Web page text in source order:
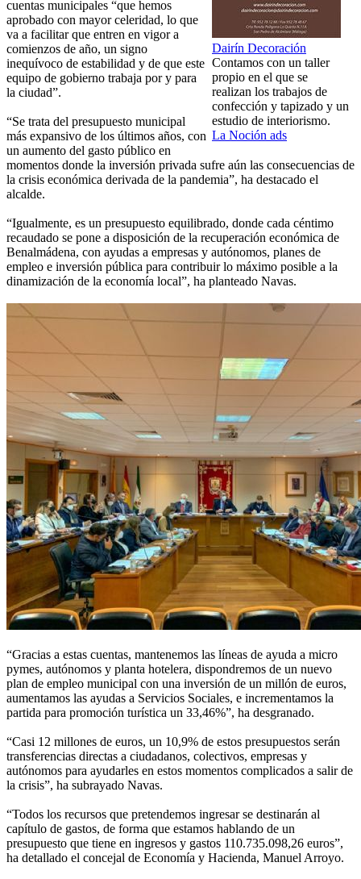
Dairín Decoración
Contamos con un taller
propio en el que se
realizan los trabajos de
confección y tapizado y un
estudio de interiorismo.
La Noción ads
cuentas municipales “que hemos
aprobado con mayor celeridad, lo que
va a facilitar que entren en vigor a
comienzos de año, un signo
inequívoco de estabilidad y de que este
equipo de gobierno trabaja por y para
la ciudad”.
“Se trata del presupuesto municipal
más expansivo de los últimos años, con
un aumento del gasto público en
momentos donde la inversión privada sufre aún las consecuencias de
la crisis económica derivada de la pandemia”, ha destacado el
alcalde.
“Igualmente, es un presupuesto equilibrado, donde cada céntimo
recaudado se pone a disposición de la recuperación económica de
Benalmádena, con ayudas a empresas y autónomos, planes de
empleo e inversión pública para contribuir lo máximo posible a la
dinamización de la economía local”, ha planteado Navas.
“Gracias a estas cuentas, mantenemos las líneas de ayuda a micro
pymes, autónomos y planta hotelera, dispondremos de un nuevo
plan de empleo municipal con una inversión de un millón de euros,
aumentamos las ayudas a Servicios Sociales, e incrementamos la
partida para promoción turística un 33,46%”, ha desgranado.
“Casi 12 millones de euros, un 10,9% de estos presupuestos serán
transferencias directas a ciudadanos, colectivos, empresas y
autónomos para ayudarles en estos momentos complicados a salir de
la crisis”, ha subrayado Navas.
“Todos los recursos que pretendemos ingresar se destinarán al
capítulo de gastos, de forma que estamos hablando de un
presupuesto que tiene en ingresos y gastos 110.735.098,26 euros”,
ha detallado el concejal de Economía y Hacienda, Manuel Arroyo.